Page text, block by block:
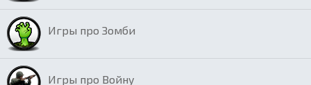
Игры про Зомби
Игры про Войну